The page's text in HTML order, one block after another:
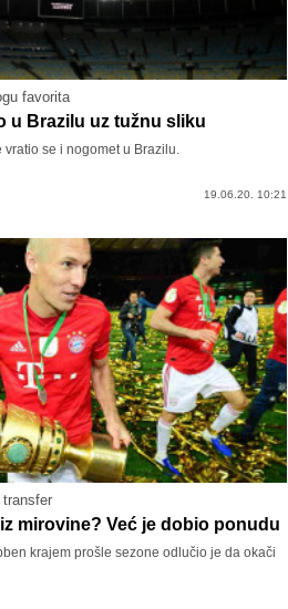
favorita
u Brazilu uz tužnu sliku
se i nogomet u Brazilu.
19.06.20. 10:21
transfer
mirovine? Već je dobio ponudu
krajem prošle sezone odlučio je da okači